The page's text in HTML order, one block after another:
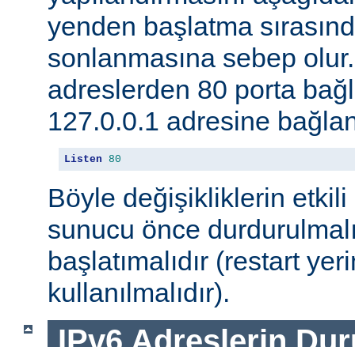
yenden başlatma
sonlanmasına sebep
adreslerden 80 porta
127.0.0.1 adresine
Listen 80
Böyle değişikliklerin
sunucu önce
başlatımalıdır (restart
kullanılmalıdır).